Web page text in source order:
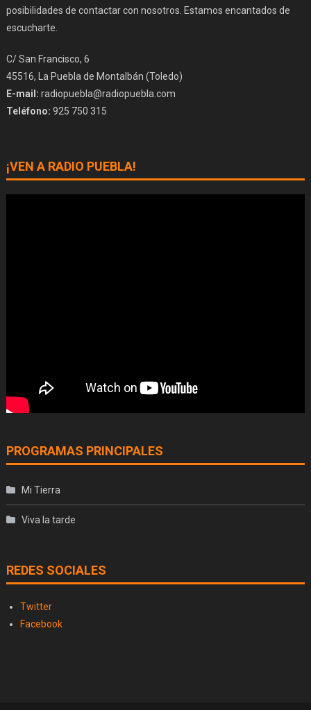
posibilidades de contactar con nosotros. Estamos encantados de
escucharte.
C/ San Francisco, 6
45516, La Puebla de Montalbán (Toledo)
E-mail: radiopuebla@radiopuebla.com
Teléfono: 925 750 315
¡VEN A RADIO PUEBLA!
PROGRAMAS PRINCIPALES
Mi Tierra
Viva la tarde
REDES SOCIALES
Twitter
Facebook